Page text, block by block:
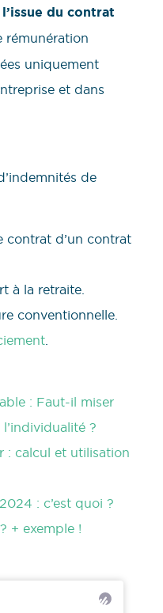
du contrat
rémunération
uniquement
et dans
de
contrat d’un contrat
à la retraite.
conventionnelle.
.
: Faut-il miser
?
: calcul et utilisation
: c’est quoi ?
+ exemple !